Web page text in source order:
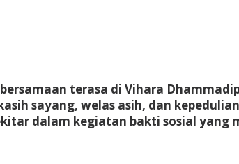
terasa di Vihara
sayang, welas asih, dan
dalam kegiatan bakti sosial yang